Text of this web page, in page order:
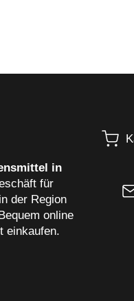
in
für
der Region
online
einkaufen.